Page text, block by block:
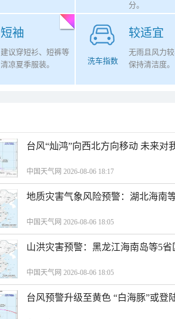
分。
短袖
建议穿短衫、短裤等
清凉夏季服装。
较适宜
洗车指数
无雨且风力
保持清洁度。
台风“灿鸿”向西北方向移动 未来对
中国天气网 2026-08-06 18:17
地质灾害气象风险预警：湖北海南
中国天气网 2026-08-06 18:05
山洪灾害预警：黑龙江海南岛等5
中国天气网 2026-08-06 18:05
台风预警升级至黄色 “白海豚”或登